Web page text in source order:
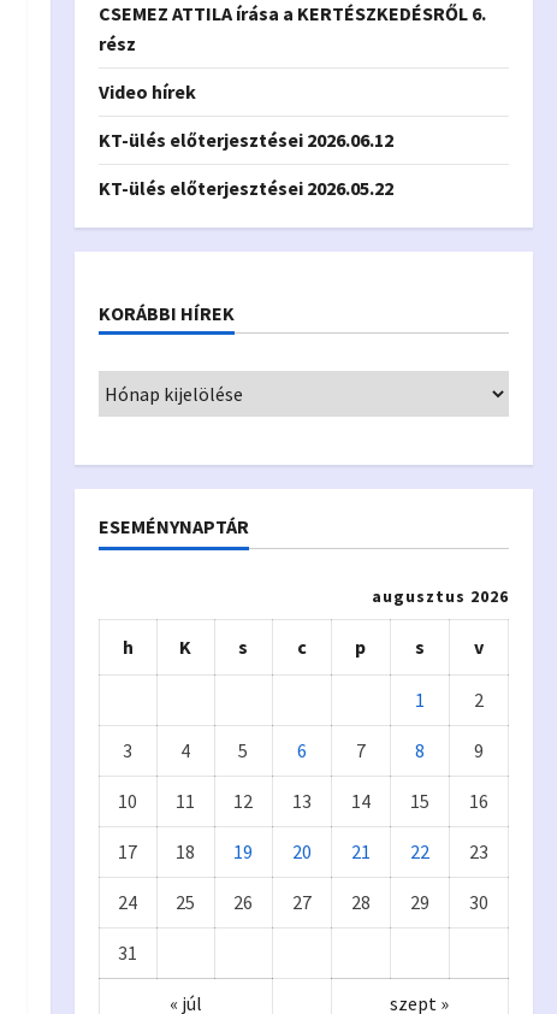
CSEMEZ ATTILA írása a KERTÉSZKEDÉSRŐL 6.
rész
Video hírek
KT-ülés előterjesztései 2026.06.12
KT-ülés előterjesztései 2026.05.22
KORÁBBI HÍREK
ESEMÉNYNAPTÁR
augusztus 2026
h K s c p s v
1 2
3 4 5 6 7 8 9
10 11 12 13 14 15 16
17 18 19 20 21 22 23
24 25 26 27 28 29 30
31
« júl szept »